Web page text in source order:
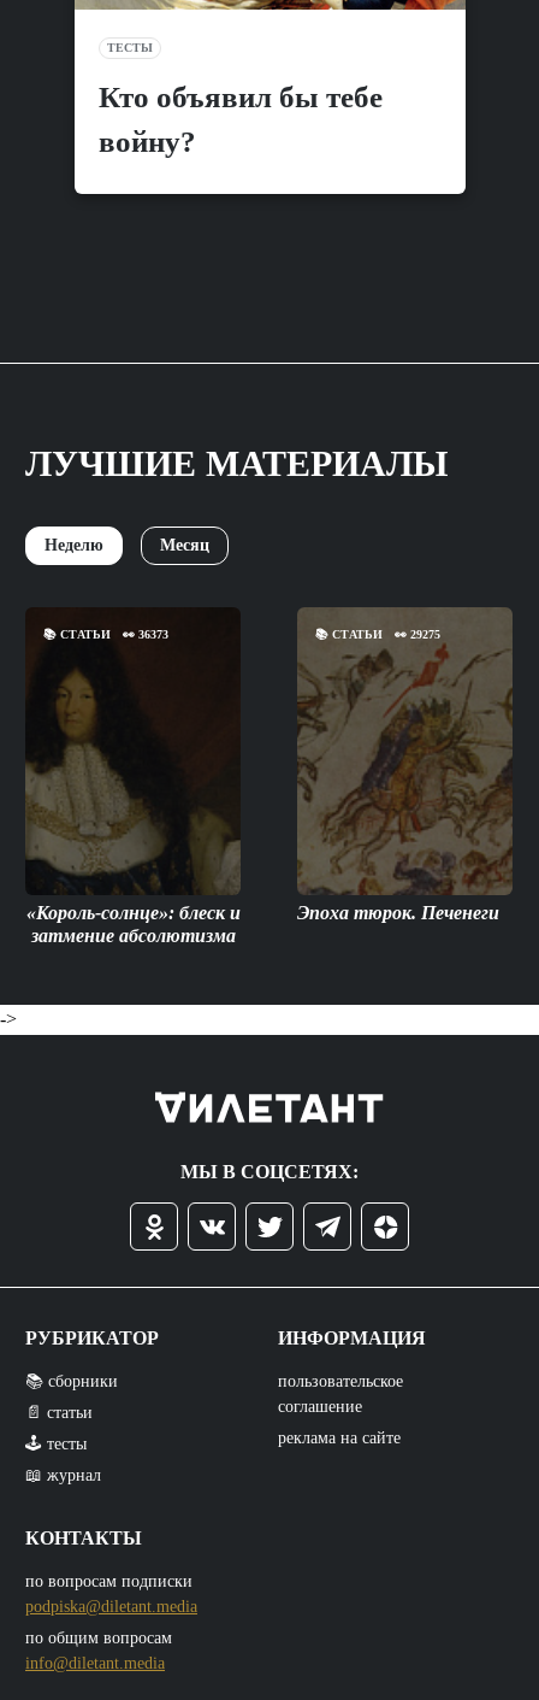
ТЕСТЫ
Кто объявил бы тебе
войну?
ЛУЧШИЕ МАТЕРИАЛЫ
Неделю Месяц
📚 СТАТЬИ 👀 36373
«Король-солнце»: блеск и
затмение абсолютизма
📚СТАТЬИ 👀29275
Эпоха тюрок. Печенеги
->
МЫ В СОЦСЕТЯХ:
РУБРИКАТОР
📚 сборники
📄 статьи
🕹️ тесты
📖 журнал
КОНТАКТЫ
по вопросам подписки
podpiska@diletant.media
по общим вопросам
info@diletant.media
ИНФОРМАЦИЯ
пользовательское
соглашение
реклама на сайте